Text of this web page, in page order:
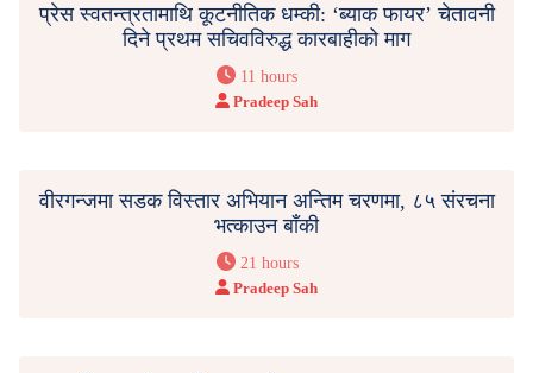
प्रेस स्वतन्त्रतामाथि कूटनीतिक धम्की: ‘ब्याक फायर’ चेतावनी
दिने प्रथम सचिवविरुद्ध कारबाहीको माग
11 hours
Pradeep Sah
वीरगन्जमा सडक विस्तार अभियान अन्तिम चरणमा, ८५ संरचना
भत्काउन बाँकी
21 hours
Pradeep Sah